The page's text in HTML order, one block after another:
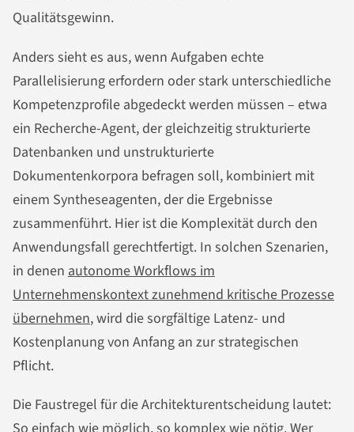
Qualitätsgewinn.
Anders sieht es aus, wenn Aufgaben echte
Parallelisierung erfordern oder stark unterschiedliche
Kompetenzprofile abgedeckt werden müssen – etwa
ein Recherche-Agent, der gleichzeitig strukturierte
Datenbanken und unstrukturierte
Dokumentenkorpora befragen soll, kombiniert mit
einem Syntheseagenten, der die Ergebnisse
zusammenführt. Hier ist die Komplexität durch den
Anwendungsfall gerechtfertigt. In solchen Szenarien,
in denen autonome Workflows im
Unternehmenskontext zunehmend kritische Prozesse
übernehmen, wird die sorgfältige Latenz- und
Kostenplanung von Anfang an zur strategischen
Pflicht.
Die Faustregel für die Architekturentscheidung lautet: